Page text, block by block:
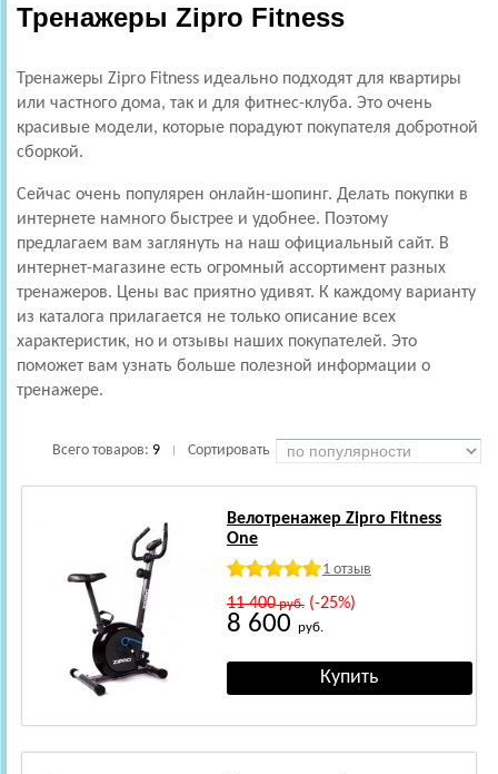
Тренажеры Zipro Fitness
Тренажеры Zipro Fitness идеально подходят для квартиры
или частного дома, так и для фитнес-клуба. Это очень
красивые модели, которые порадуют покупателя добротной
сборкой.
Сейчас очень популярен онлайн-шопинг. Делать покупки в
интернете намного быстрее и удобнее. Поэтому
предлагаем вам заглянуть на наш официальный сайт. В
интернет-магазине есть огромный ассортимент разных
тренажеров. Цены вас приятно удивят. К каждому варианту
из каталога прилагается не только описание всех
характеристик, но и отзывы наших покупателей. Это
поможет вам узнать больше полезной информации о
тренажере.
Всего товаров: 9 Сортировать
Велотренажер Zipro Fitness
One
1 отзыв
11 400руб.(-25%)
8 600 руб.